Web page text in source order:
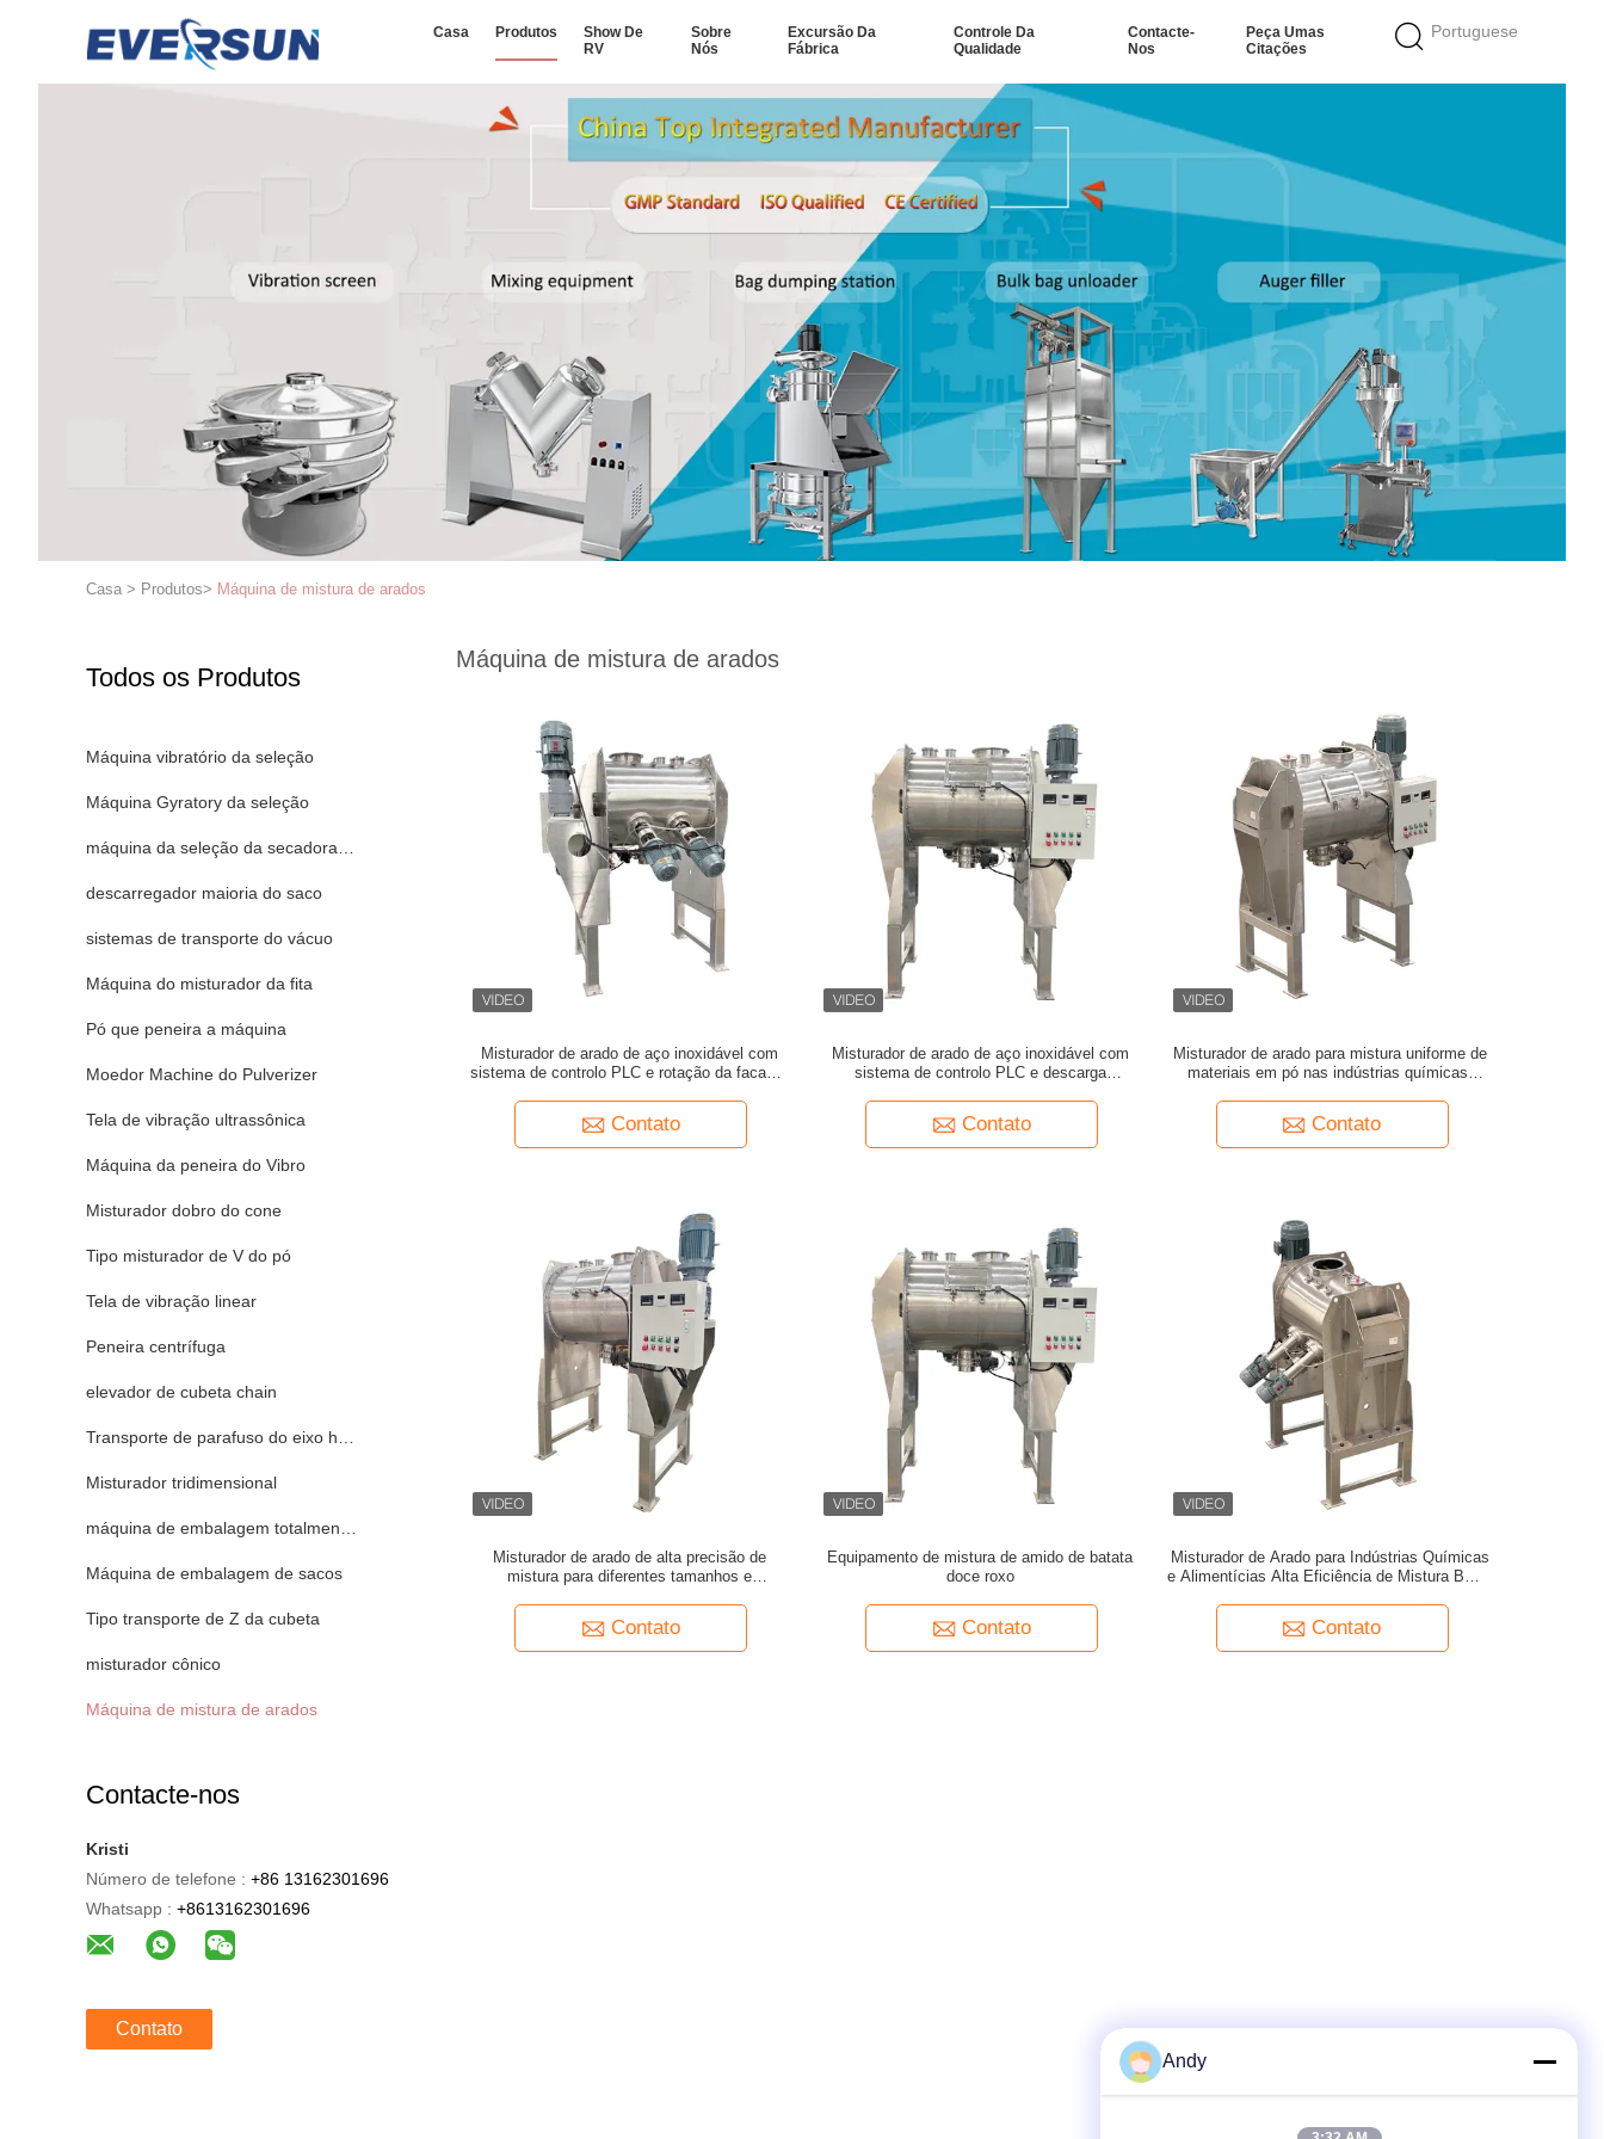
Portuguese
Casa Produtos
Show De
RV
Sobre
Nós
Excursão Da
Fábrica
Controle Da
Qualidade
Contacte-
Nos
Peça Umas
Citações
Casa > Produtos> Máquina de mistura de arados
Todos os Produtos
Máquina vibratório da seleção
Máquina Gyratory da seleção
máquina da seleção da secadora de roupa
descarregador maioria do saco
sistemas de transporte do vácuo
Máquina do misturador da fita
Pó que peneira a máquina
Moedor Machine do Pulverizer
Tela de vibração ultrassônica
Máquina da peneira do Vibro
Misturador dobro do cone
Tipo misturador de V do pó
Tela de vibração linear
Peneira centrífuga
elevador de cubeta chain
Transporte de parafuso do eixo helicoidal
Misturador tridimensional
máquina de embalagem totalmente automático
Máquina de embalagem de sacos
Tipo transporte de Z da cubeta
misturador cônico
Máquina de mistura de arados
Contacte-nos
Kristi
Número de telefone : +86 13162301696
Whatsapp : +8613162301696
Contato
Máquina de mistura de arados
Misturador de arado de aço inoxidável com
sistema de controlo PLC e rotação da faca de
Contato
Misturador de arado de aço inoxidável com
sistema de controlo PLC e descarga
Contato
Misturador de arado para mistura uniforme de
materiais em pó nas indústrias químicas,
Contato
Misturador de arado de alta precisão de
mistura para diferentes tamanhos e
Contato
Equipamento de mistura de amido de batata
doce roxo
Contato
Misturador de Arado para Indústrias Químicas
e Alimentícias Alta Eficiência de Mistura Baixo
Contato
Andy